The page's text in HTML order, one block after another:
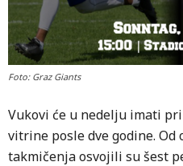
Foto: Graz Giants
Vukovi će u nedelju imati
vitrine posle dve godine.
takmičenja osvojili su šest